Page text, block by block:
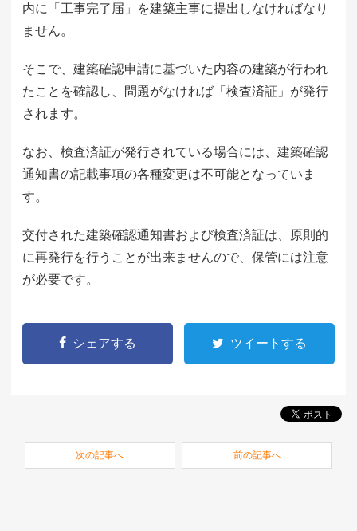
内に「工事完了届」を建築主事に提出しなければなり
ません。
そこで、建築確認申請に基づいた内容の建築が行われ
たことを確認し、問題がなければ「検査済証」が発行
されます。
なお、検査済証が発行されている場合には、建築確認
通知書の記載事項の各種変更は不可能となっていま
す。
交付された建築確認通知書および検査済証は、原則的
に再発行を行うことが出来ませんので、保管には注意
が必要です。
シェアする ツイートする
次の記事へ 前の記事へ